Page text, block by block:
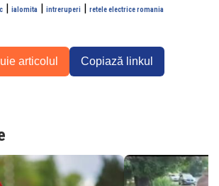
| ialomita| intreruperi | retele electrice romania
articolul Copiază linkul